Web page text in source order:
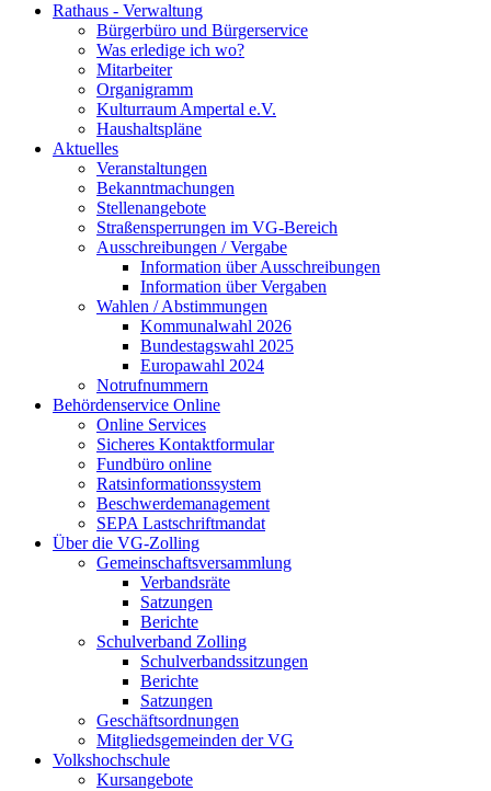
Rathaus - Verwaltung
Bürgerbüro und Bürgerservice
Was erledige ich wo?
Mitarbeiter
Organigramm
Kulturraum Ampertal e.V.
Haushaltspläne
Aktuelles
Veranstaltungen
Bekanntmachungen
Stellenangebote
Straßensperrungen im VG-Bereich
Ausschreibungen / Vergabe
Information über Ausschreibungen
Information über Vergaben
Wahlen / Abstimmungen
Kommunalwahl 2026
Bundestagswahl 2025
Europawahl 2024
Notrufnummern
Behördenservice Online
Online Services
Sicheres Kontaktformular
Fundbüro online
Ratsinformationssystem
Beschwerdemanagement
SEPA Lastschriftmandat
Über die VG-Zolling
Gemeinschaftsversammlung
Verbandsräte
Satzungen
Berichte
Schulverband Zolling
Schulverbandssitzungen
Berichte
Satzungen
Geschäftsordnungen
Mitgliedsgemeinden der VG
Volkshochschule
Kursangebote